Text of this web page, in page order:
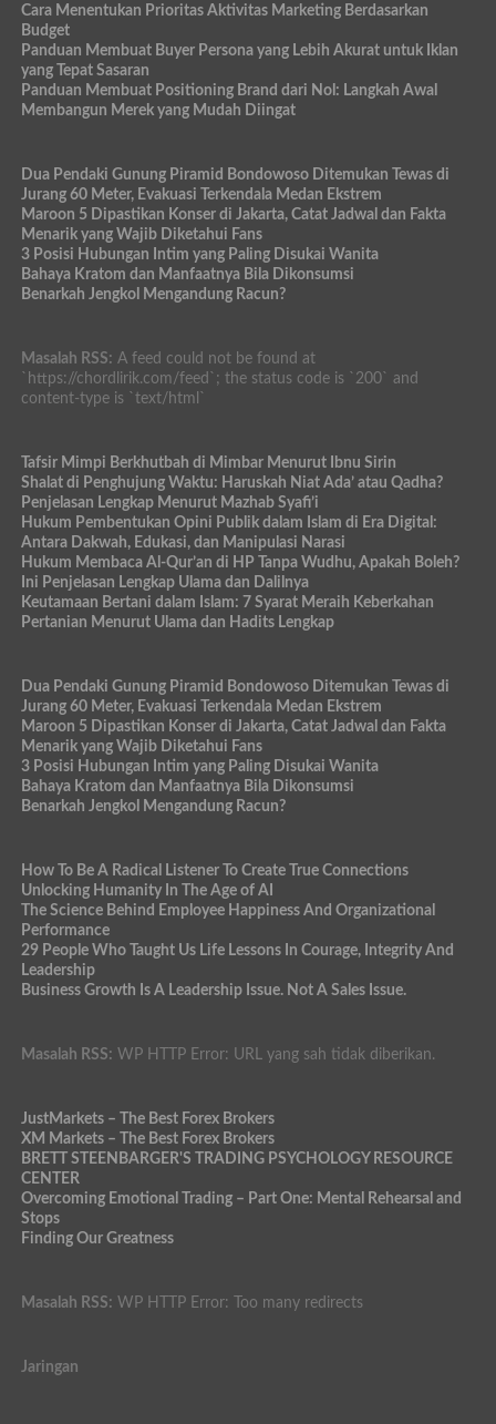
Cara Menentukan Prioritas Aktivitas Marketing Berdasarkan
Budget
Panduan Membuat Buyer Persona yang Lebih Akurat untuk Iklan
yang Tepat Sasaran
Panduan Membuat Positioning Brand dari Nol: Langkah Awal
Membangun Merek yang Mudah Diingat
Dua Pendaki Gunung Piramid Bondowoso Ditemukan Tewas di
Jurang 60 Meter, Evakuasi Terkendala Medan Ekstrem
Maroon 5 Dipastikan Konser di Jakarta, Catat Jadwal dan Fakta
Menarik yang Wajib Diketahui Fans
3 Posisi Hubungan Intim yang Paling Disukai Wanita
Bahaya Kratom dan Manfaatnya Bila Dikonsumsi
Benarkah Jengkol Mengandung Racun?
Masalah RSS: A feed could not be found at
`https://chordlirik.com/feed`; the status code is `200` and
content-type is `text/html`
Tafsir Mimpi Berkhutbah di Mimbar Menurut Ibnu Sirin
Shalat di Penghujung Waktu: Haruskah Niat Ada’ atau Qadha?
Penjelasan Lengkap Menurut Mazhab Syafi’i
Hukum Pembentukan Opini Publik dalam Islam di Era Digital:
Antara Dakwah, Edukasi, dan Manipulasi Narasi
Hukum Membaca Al-Qur’an di HP Tanpa Wudhu, Apakah Boleh?
Ini Penjelasan Lengkap Ulama dan Dalilnya
Keutamaan Bertani dalam Islam: 7 Syarat Meraih Keberkahan
Pertanian Menurut Ulama dan Hadits Lengkap
Dua Pendaki Gunung Piramid Bondowoso Ditemukan Tewas di
Jurang 60 Meter, Evakuasi Terkendala Medan Ekstrem
Maroon 5 Dipastikan Konser di Jakarta, Catat Jadwal dan Fakta
Menarik yang Wajib Diketahui Fans
3 Posisi Hubungan Intim yang Paling Disukai Wanita
Bahaya Kratom dan Manfaatnya Bila Dikonsumsi
Benarkah Jengkol Mengandung Racun?
How To Be A Radical Listener To Create True Connections
Unlocking Humanity In The Age of AI
The Science Behind Employee Happiness And Organizational
Performance
29 People Who Taught Us Life Lessons In Courage, Integrity And
Leadership
Business Growth Is A Leadership Issue. Not A Sales Issue.
Masalah RSS: WP HTTP Error: URL yang sah tidak diberikan.
JustMarkets – The Best Forex Brokers
XM Markets – The Best Forex Brokers
BRETT STEENBARGER'S TRADING PSYCHOLOGY RESOURCE
CENTER
Overcoming Emotional Trading – Part One: Mental Rehearsal and
Stops
Finding Our Greatness
Masalah RSS: WP HTTP Error: Too many redirects
Jaringan